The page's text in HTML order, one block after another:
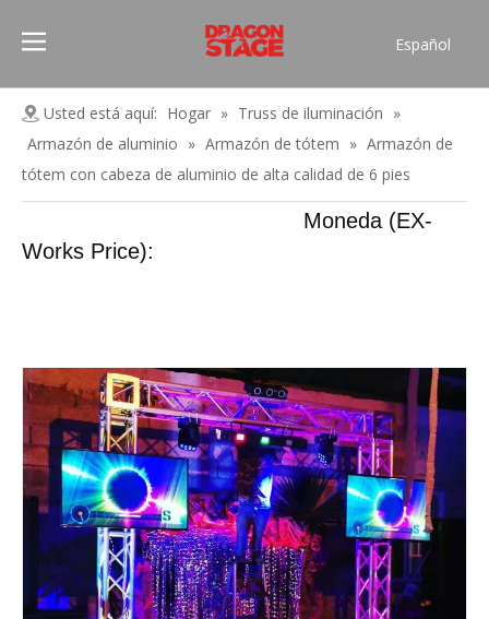
Español
Pусский
Français
العربية
简体中文
English
Usted está aquí: Hogar » Truss de iluminación »
Armazón de aluminio » Armazón de tótem » Armazón de
tótem con cabeza de aluminio de alta calidad de 6 pies
Moneda (EX-
Works Price):